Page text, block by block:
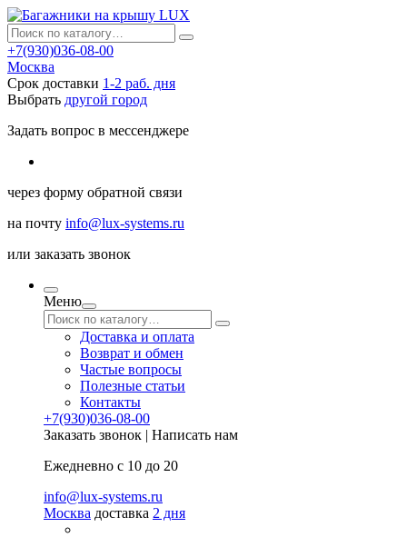
+7(930)036-08-00
Москва
Срок доставки 1-2 раб. дня
Выбрать другой город
Задать вопрос в мессенджере
через форму обратной связи
на почту info@lux-systems.ru
или заказать звонок
Меню
Доставка и оплата
Возврат и обмен
Частые вопросы
Полезные статьи
Контакты
+7(930)036-08-00
Заказать звонок | Написать нам
Ежедневно с 10 до 20
info@lux-systems.ru
Москва доставка 2 дня